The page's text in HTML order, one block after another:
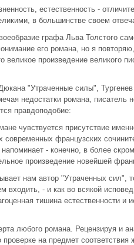
естественность -
в большинстве своем
графа Льва Толстого
его романа, но я
великое произведение великого
"Утраченные силы",
недостатки романа, писатель
правдоподобие:
чувствуется присутствие
современных французских
- конечно, в более
произведение новейшей
нам автор "Утраченных
входить, - и как во всякой
тишина естественности и
любого романа. Рецензируя и
проверке на предмет